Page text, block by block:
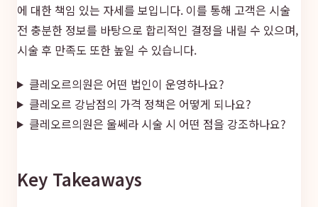
에 대한 책임 있는 자세를 보입니다. 이를 통해 고객은 시술
전 충분한 정보를 바탕으로 합리적인 결정을 내릴 수 있으며,
시술 후 만족도 또한 높일 수 있습니다.
클레오르의원은 어떤 법인이 운영하나요?
클레오르 강남점의 가격 정책은 어떻게 되나요?
클레오르의원은 울쎄라 시술 시 어떤 점을 강조하나요?
Key Takeaways